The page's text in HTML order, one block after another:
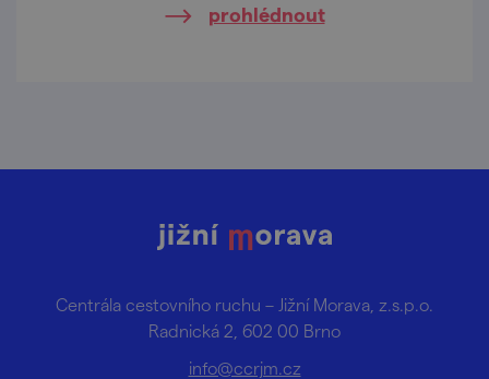
prohlédnout
Centrála cestovního ruchu – Jižní Morava, z.s.p.o.
Radnická 2, 602 00 Brno
info@ccrjm.cz